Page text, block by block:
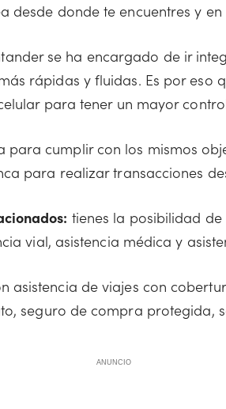
desde donde te encuentres y
se ha encargado de ir
rápidas y fluidas. Es por eso
para tener un mayor
para cumplir con los mismos
para realizar transacciones
tienes la posibilidad
vial, asistencia médica y
asistencia de viajes con
seguro de compra protegida,
ANUNCIO